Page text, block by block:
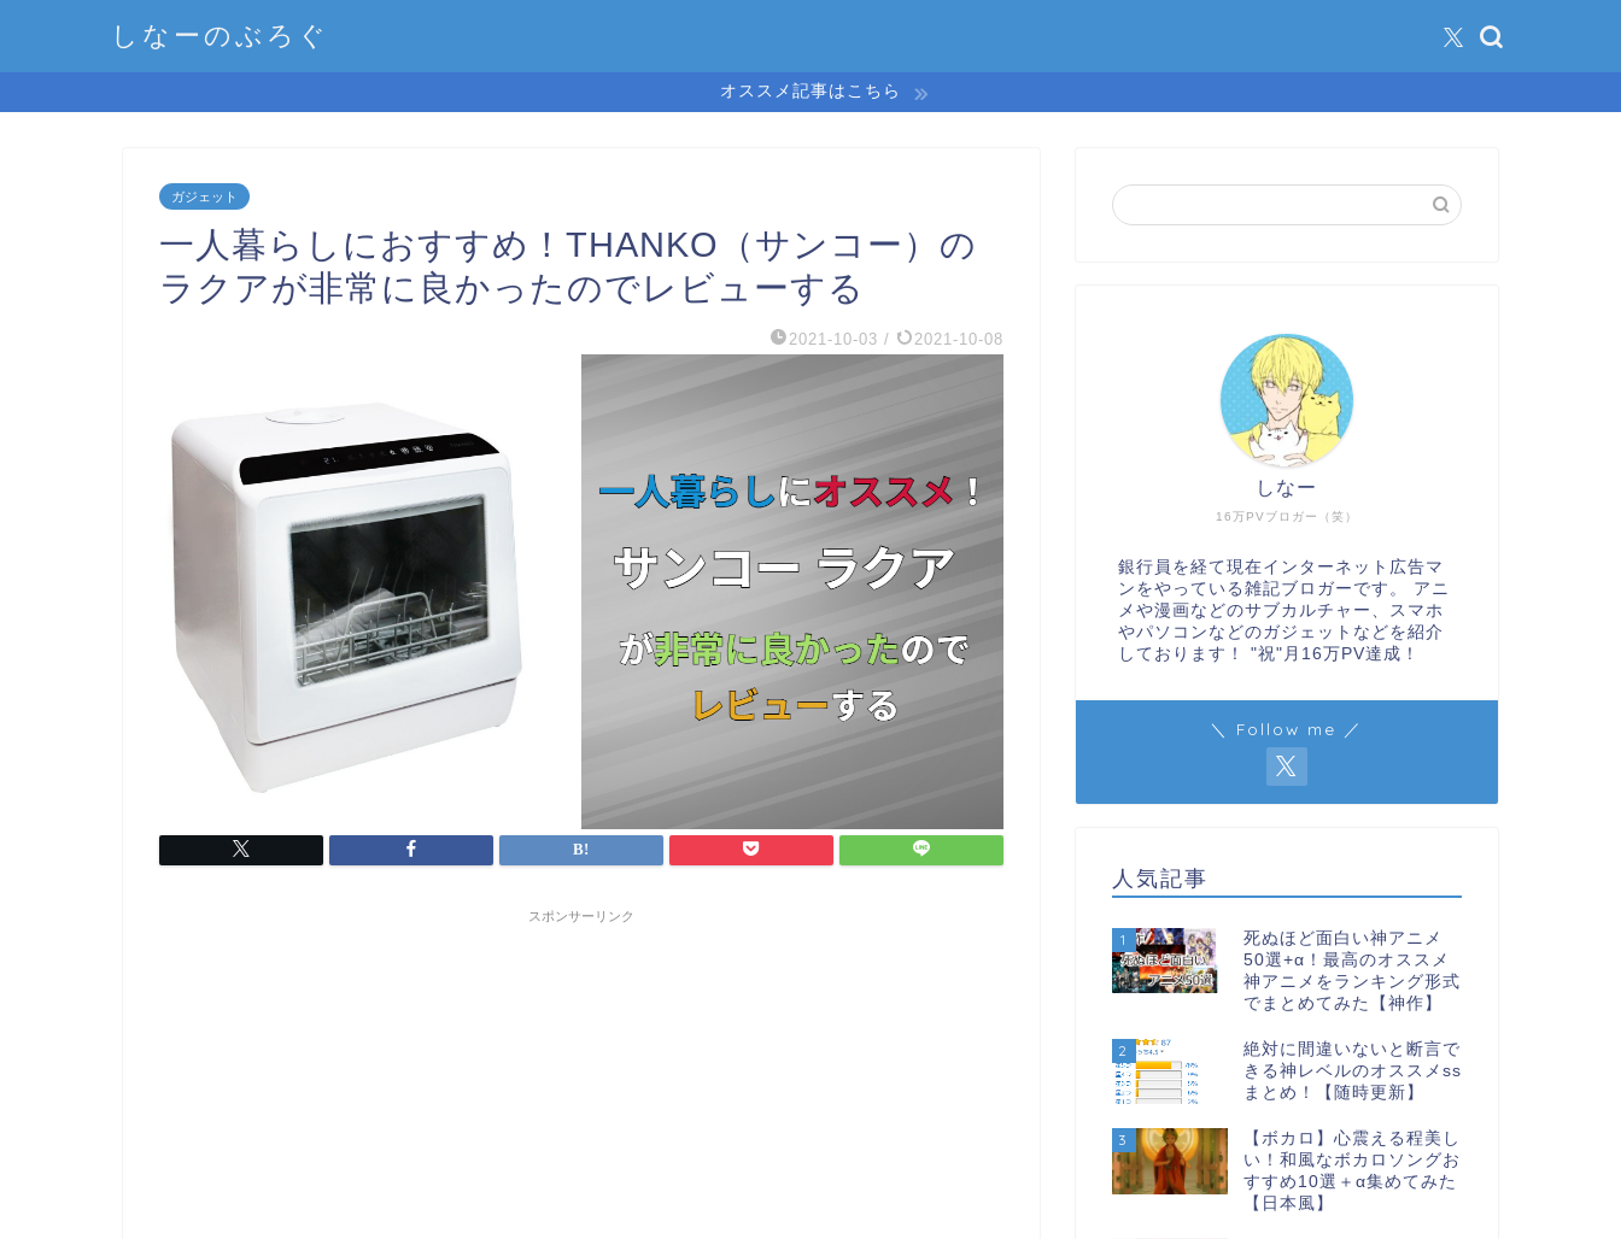
しなーのぶろぐ
オススメ記事はこちら
ガジェット
一人暮らしにおすすめ！THANKO（サンコー）の
ラクアが非常に良かったのでレビューする
2021-10-03 / 2021-10-08
スポンサーリンク
16万PVブロガー（笑）
しなー
銀行員を経て現在インターネット広告マ
ンをやっている雑記ブロガーです。 アニ
メや漫画などのサブカルチャー、スマホ
やパソコンなどのガジェットなどを紹介
しております！ "祝"月16万PV達成！
＼ Follow me ／
人気記事
1
死ぬほど面白い神アニメ
50選+α！最高のオススメ
神アニメをランキング形式
でまとめてみた【神作】
2
絶対に間違いないと断言で
きる神レベルのオススメss
まとめ！【随時更新】
3
【ボカロ】心震える程美し
い！和風なボカロソングお
すすめ10選＋α集めてみた
【日本風】